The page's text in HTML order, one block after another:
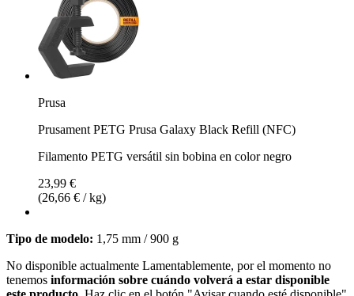
Prusa
Prusament PETG Prusa Galaxy Black Refill (NFC)
Filamento PETG versátil sin bobina en color negro
23,99 €
(26,66 € / kg)
Tipo de modelo: 1,75 mm / 900 g
No disponible actualmente Lamentablemente, por el momento no
tenemos información sobre cuándo volverá a estar disponible